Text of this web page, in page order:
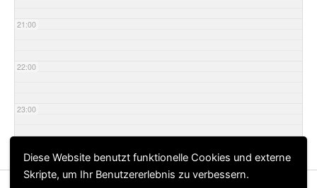
Diese Website benutzt funktionelle Cookies und externe
Skripte, um Ihr Benutzererlebnis zu verbessern.
21:00
22:00
23:00